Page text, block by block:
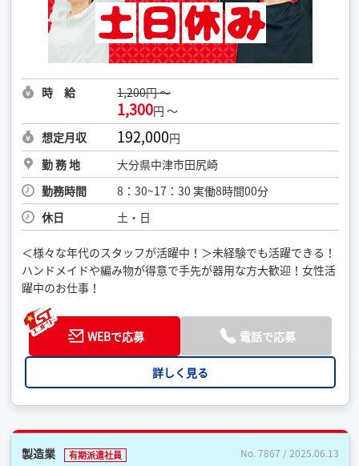
時 給 1,200円 ～
1,300円 ～
想定月収
192,000円
勤 務 地
大分県中津市田尻崎
勤務時間
8：30~17：30 実働8時間00分
休日
土・日
＜様々な年代のスタッフが活躍中！＞未経験でも活躍できる！
ハンドメイドや編み物が得意で手先が器用な方大歓迎！女性活
躍中のお仕事！
WEBで応募 電話で応募
詳しく見る
製造業 有期派遣社員 No. 7867 / 2025.06.13